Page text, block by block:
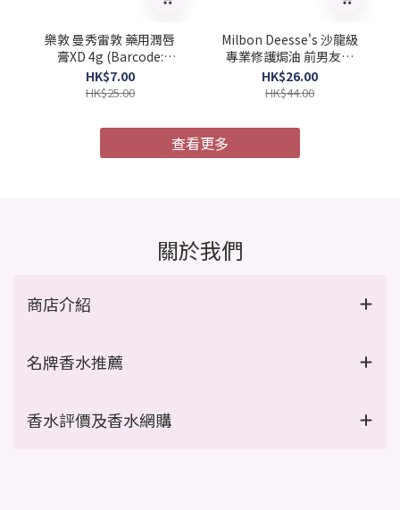
樂敦 曼秀雷敦 藥用潤唇
膏XD 4g (Barcode:
4987241105052)
HK$7.00
HK$25.00
Milbon Deesse's 沙龍級
專業修護焗油 前男友髮
膜 MU4X 極度受損 9g x 4
支/盒 (Barcode:
HK$26.00
HK$44.00
查看更多
關於我們
商店介紹
名牌香水推薦
香水評價及香水網購